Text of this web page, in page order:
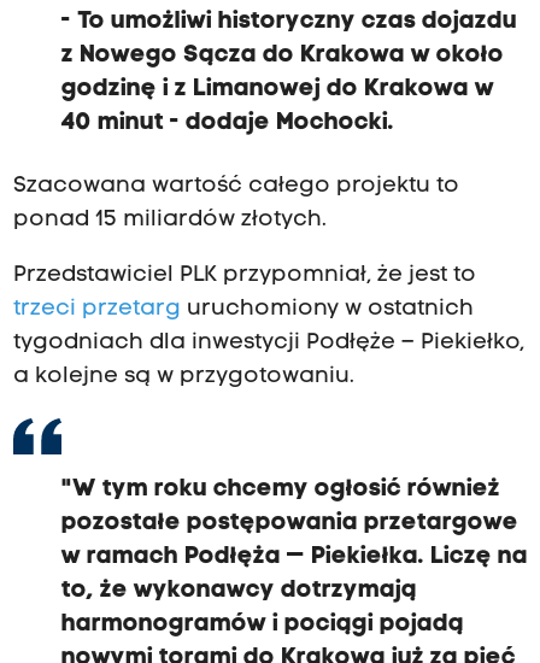
- To umożliwi historyczny czas dojazdu
z Nowego Sącza do Krakowa w około
godzinę i z Limanowej do Krakowa w
40 minut - dodaje Mochocki.
Szacowana wartość całego projektu to
ponad 15 miliardów złotych.
Przedstawiciel PLK przypomniał, że jest to
trzeci przetarg uruchomiony w ostatnich
tygodniach dla inwestycji Podłęże – Piekiełko,
a kolejne są w przygotowaniu.
"W tym roku chcemy ogłosić również
pozostałe postępowania przetargowe
w ramach Podłęża — Piekiełka. Liczę na
to, że wykonawcy dotrzymają
harmonogramów i pociągi pojadą